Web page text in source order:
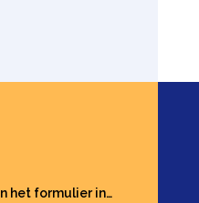
het formulier in…